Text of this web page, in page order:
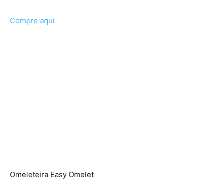
Compre aqui
Omeleteira Easy Omelet